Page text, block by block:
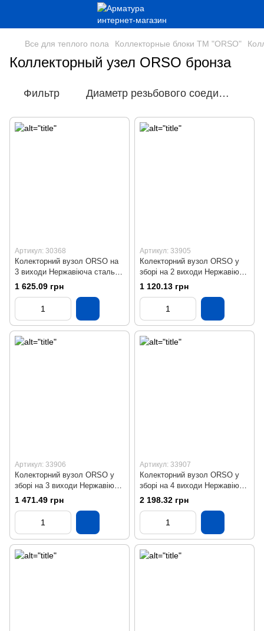
Все для теплого пола Коллекторные блоки ТМ "ORSO"
Коллекторный узел ORSO бронза
Фильтр Диаметр резьбового соединения
Артикул: 30368
Колекторний вузол ORSO на
3 виходи Нержавіюча сталь
SS304
1 625.09 грн
Артикул: 33905
Колекторний вузол ORSO у
зборі на 2 виходи Нержавіюча
сталь SS304 Бронза
1 120.13 грн
Артикул: 33906
Колекторний вузол ORSO у
зборі на 3 виходи Нержавіюча
сталь SS304 Бронза
1 471.49 грн
Артикул: 33907
Колекторний вузол ORSO у
зборі на 4 виходи Нержавіюча
сталь Бронза SS304
2 198.32 грн